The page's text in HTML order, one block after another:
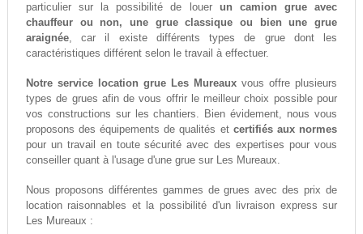
particulier sur la possibilité de louer un camion grue avec
chauffeur ou non, une grue classique ou bien une grue
araignée, car il existe différents types de grue dont les
caractéristiques différent selon le travail à effectuer.
Notre service location grue Les Mureaux vous offre plusieurs
types de grues afin de vous offrir le meilleur choix possible pour
vos constructions sur les chantiers. Bien évidement, nous vous
proposons des équipements de qualités et certifiés aux normes
pour un travail en toute sécurité avec des expertises pour vous
conseiller quant à l'usage d'une grue sur Les Mureaux.
Nous proposons différentes gammes de grues avec des prix de
location raisonnables et la possibilité d'un livraison express sur
Les Mureaux :